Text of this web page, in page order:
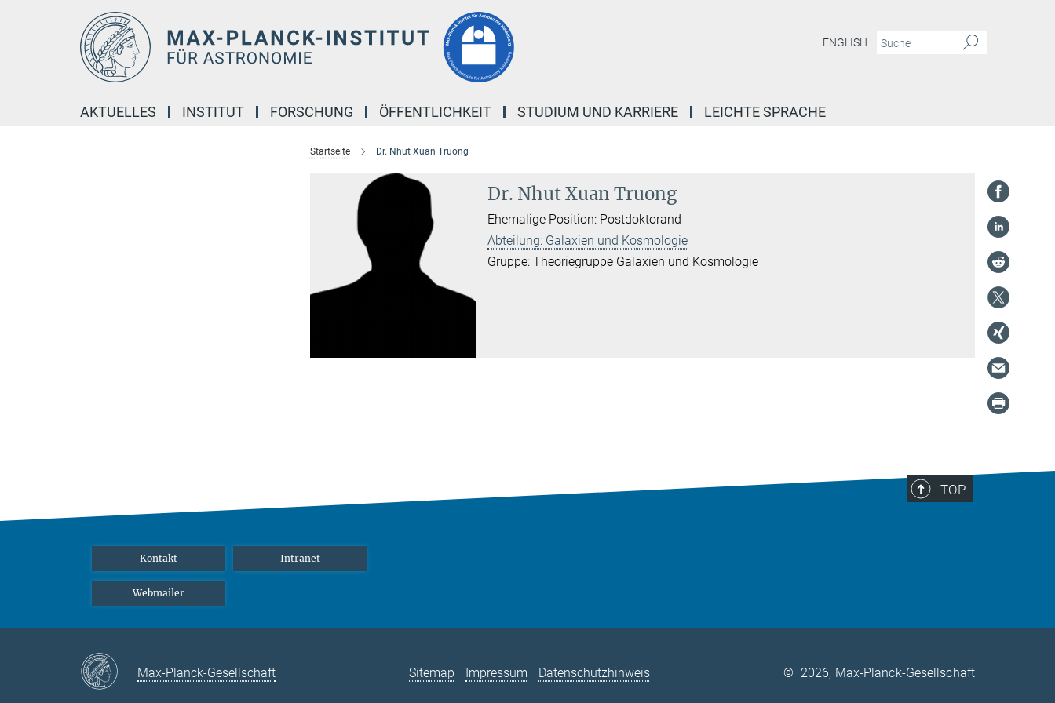
ENGLISH
AKTUELLES INSTITUT FORSCHUNG ÖFFENTLICHKEIT STUDIUM UND KARRIERE LEICHTE SPRACHE
Startseite Dr. Nhut Xuan Truong
Dr. Nhut Xuan Truong
Ehemalige Position: Postdoktorand
Abteilung: Galaxien und Kosmologie
Gruppe: Theoriegruppe Galaxien und Kosmologie
TOP
Kontakt Intranet
Webmailer
Max-Planck-Gesellschaft Sitemap Impressum Datenschutzhinweis © 2026, Max-Planck-Gesellschaft